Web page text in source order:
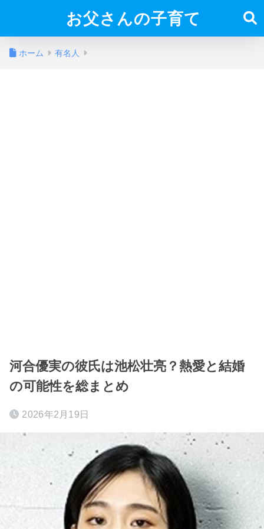
お父さんの子育て
ホーム 有名人
河合優実の彼氏は池松壮亮？熱愛と結婚
の可能性を総まとめ
2026年2月19日